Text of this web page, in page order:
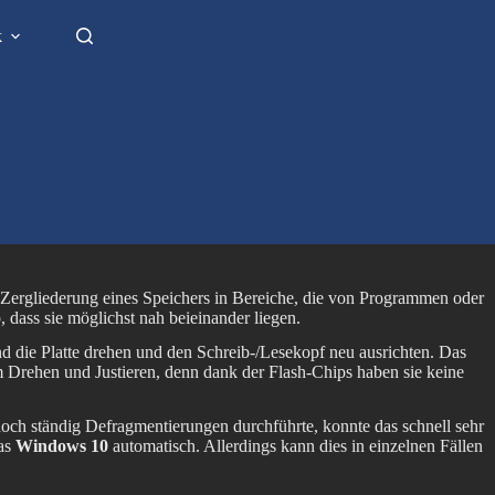
eines Speichers in Bereiche, die von Programmen oder
sie möglichst nah beieinander liegen.
die Platte drehen und den Schreib-/Lesekopf neu ausrichten. Das
und Justieren, denn dank der Flash-Chips haben sie keine
ständig Defragmentierungen durchführte, konnte das schnell sehr
Windows 10 automatisch. Allerdings kann dies in einzelnen Fällen